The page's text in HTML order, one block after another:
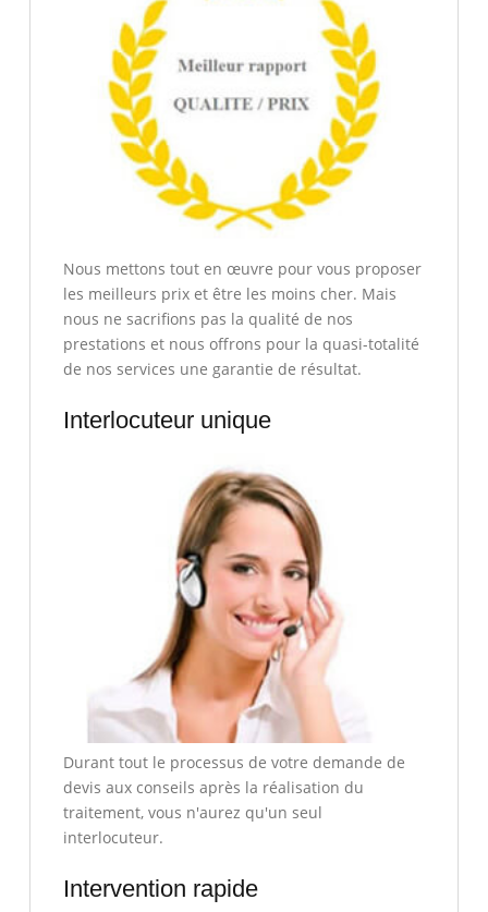
Nous mettons tout en œuvre pour vous proposer
les meilleurs prix et être les moins cher. Mais
nous ne sacrifions pas la qualité de nos
prestations et nous offrons pour la quasi-totalité
de nos services une garantie de résultat.
Interlocuteur unique
Durant tout le processus de votre demande de
devis aux conseils après la réalisation du
traitement, vous n'aurez qu'un seul
interlocuteur.
Intervention rapide